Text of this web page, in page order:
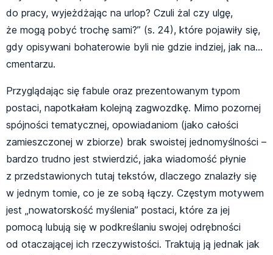
do pracy, wyjeżdżając na urlop? Czuli żal czy ulgę,
że mogą pobyć trochę sami?” (s. 24), które pojawiły się,
gdy opisywani bohaterowie byli nie gdzie indziej, jak na…
cmentarzu.
Przyglądając się fabule oraz prezentowanym typom
postaci, napotkałam kolejną zagwozdkę. Mimo pozornej
spójności tematycznej, opowiadaniom (jako całości
zamieszczonej w zbiorze) brak swoistej jednomyślności –
bardzo trudno jest stwierdzić, jaka wiadomość płynie
z przedstawionych tutaj tekstów, dlaczego znalazły się
w jednym tomie, co je ze sobą łączy. Częstym motywem
jest „nowatorskość myślenia” postaci, które za jej
pomocą lubują się w podkreślaniu swojej odrębności
od otaczającej ich rzeczywistości. Traktują ją jednak jak